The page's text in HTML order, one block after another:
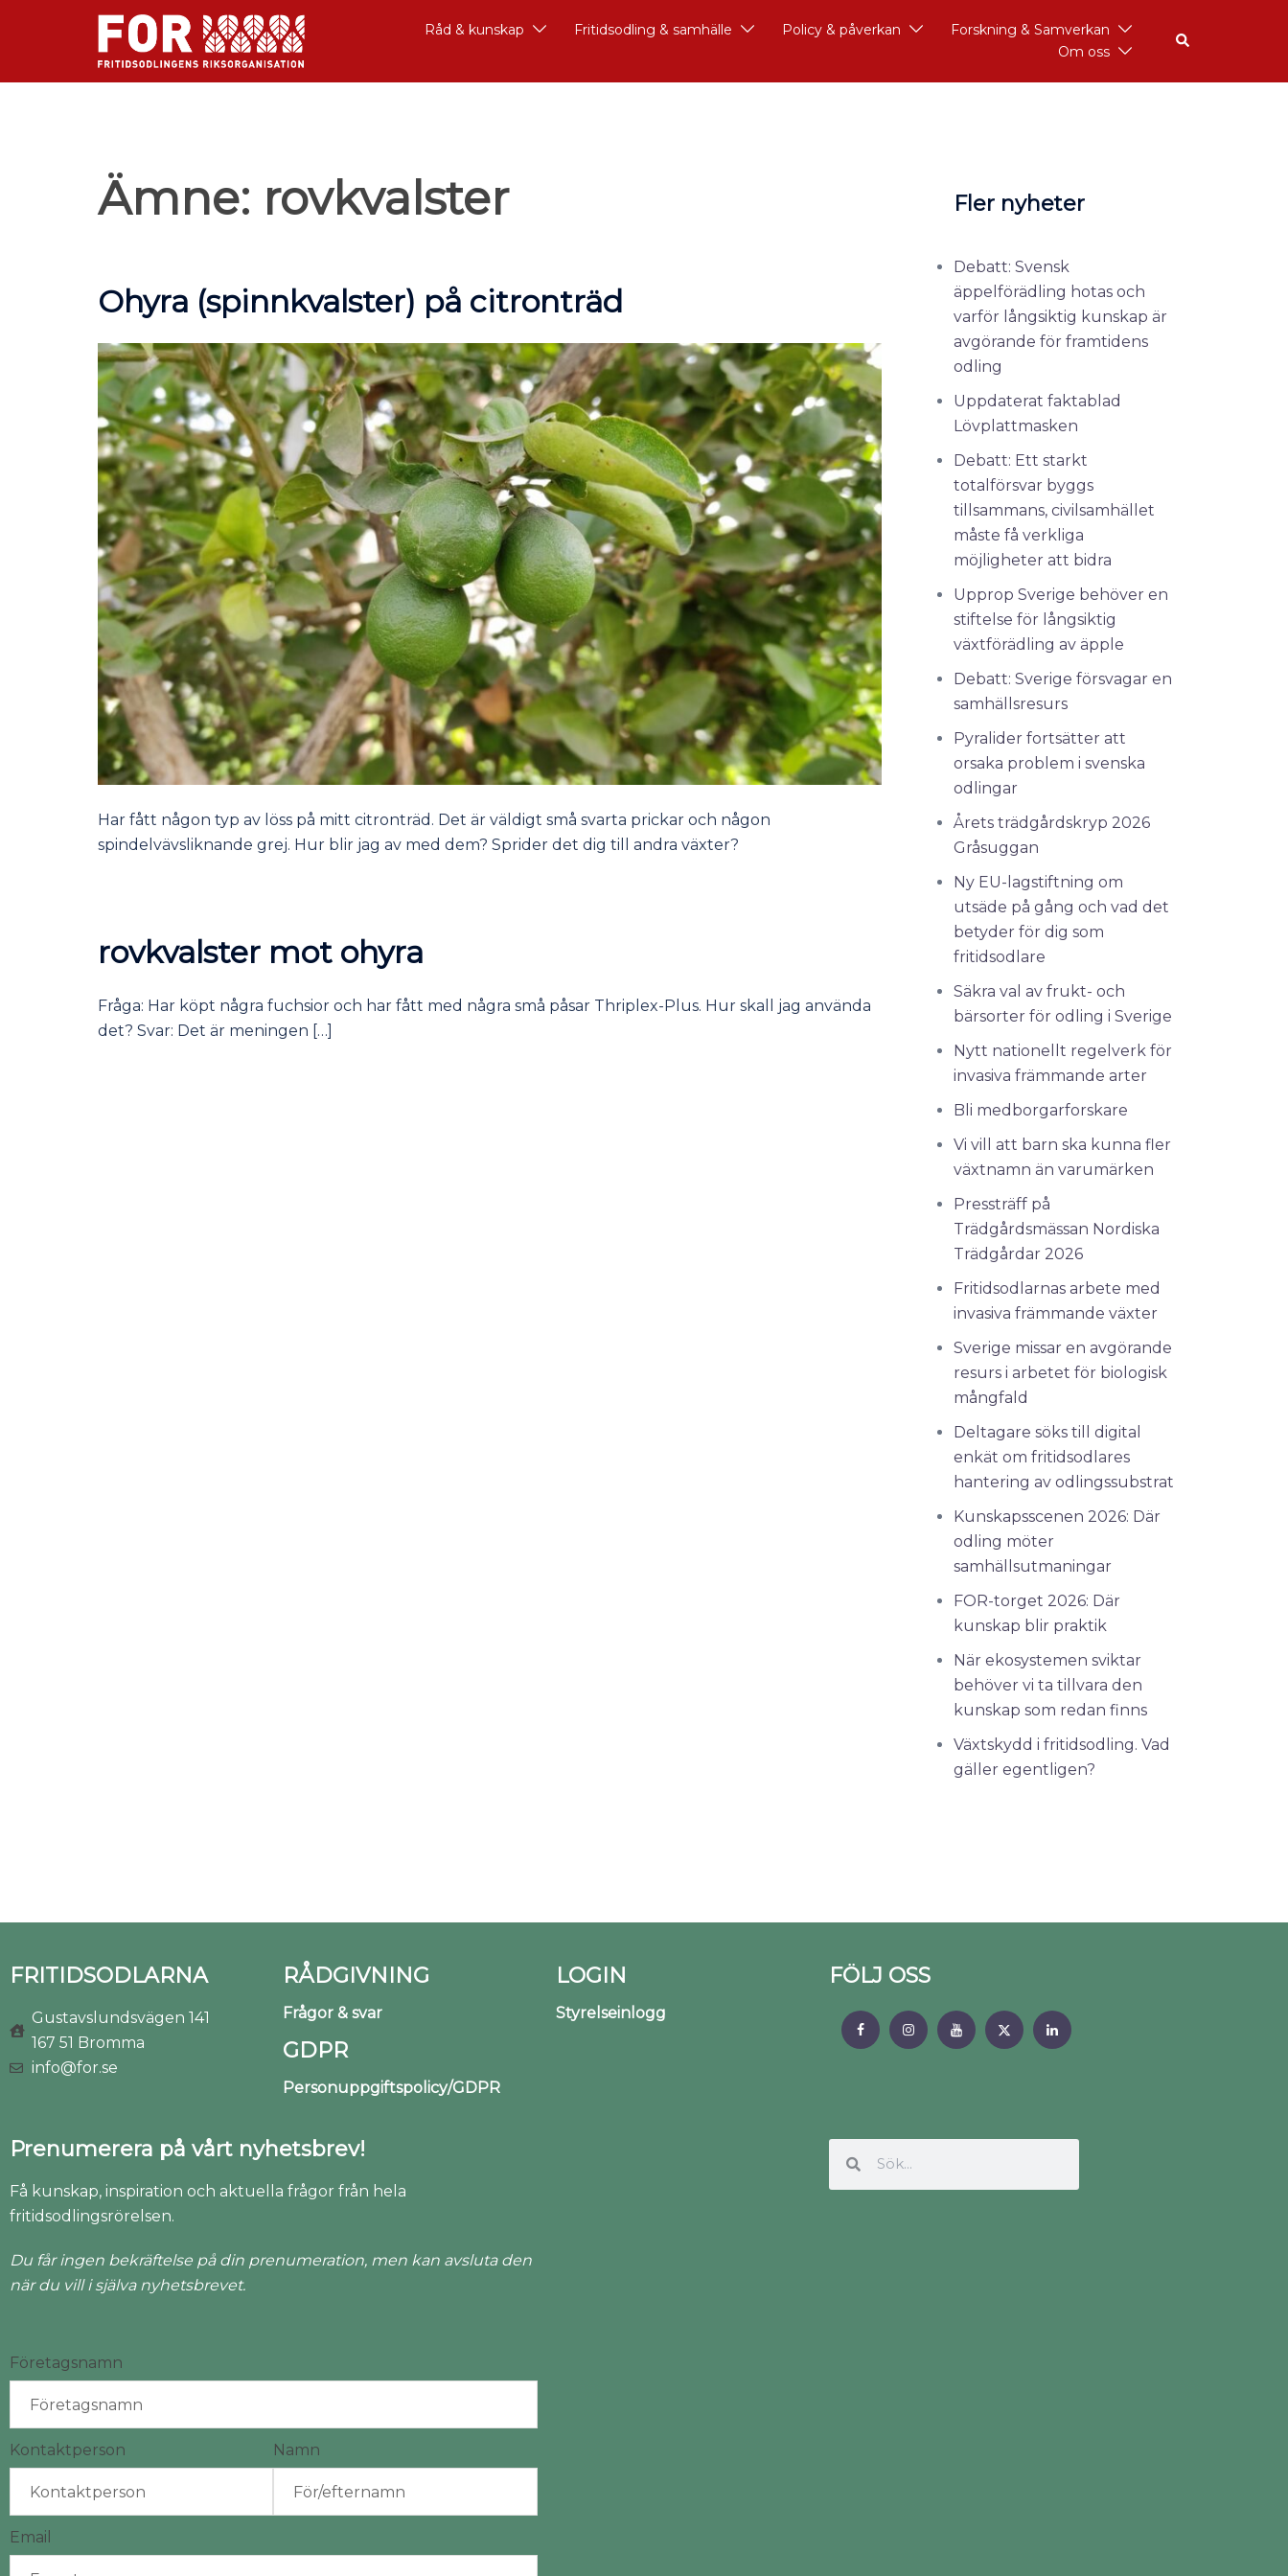
Råd & kunskap Fritidsodling & samhälle Policy & påverkan
Forskning & Samverkan
Om oss
Ämne: rovkvalster
Ohyra (spinnkvalster) på citronträd
Har fått någon typ av löss på mitt citronträd. Det är väldigt små svarta prickar och någon
spindelvävsliknande grej. Hur blir jag av med dem? Sprider det dig till andra växter?
rovkvalster mot ohyra
Fråga: Har köpt några fuchsior och har fått med några små påsar Thriplex-Plus. Hur skall jag använda
det? Svar: Det är meningen […]
Fler nyheter
Debatt: Svensk
äppelförädling hotas och
varför långsiktig kunskap är
avgörande för framtidens
odling
Uppdaterat faktablad
Lövplattmasken
Debatt: Ett starkt
totalförsvar byggs
tillsammans, civilsamhället
måste få verkliga
möjligheter att bidra
Upprop Sverige behöver en
stiftelse för långsiktig
växtförädling av äpple
Debatt: Sverige försvagar en
samhällsresurs
Pyralider fortsätter att
orsaka problem i svenska
odlingar
Årets trädgårdskryp 2026
Gråsuggan
Ny EU-lagstiftning om
utsäde på gång och vad det
betyder för dig som
fritidsodlare
Säkra val av frukt- och
bärsorter för odling i Sverige
Nytt nationellt regelverk för
invasiva främmande arter
Bli medborgarforskare
Vi vill att barn ska kunna fler
växtnamn än varumärken
Pressträff på
Trädgårdsmässan Nordiska
Trädgårdar 2026
Fritidsodlarnas arbete med
invasiva främmande växter
Sverige missar en avgörande
resurs i arbetet för biologisk
mångfald
Deltagare söks till digital
enkät om fritidsodlares
hantering av odlingssubstrat
Kunskapsscenen 2026: Där
odling möter
samhällsutmaningar
FOR-torget 2026: Där
kunskap blir praktik
När ekosystemen sviktar
behöver vi ta tillvara den
kunskap som redan finns
Växtskydd i fritidsodling. Vad
gäller egentligen?
FRITIDSODLARNA
Gustavslundsvägen 141
167 51 Bromma
info@for.se
RÅDGIVNING
Frågor & svar
GDPR
Personuppgiftspolicy/GDPR
LOGIN
Styrelseinlogg
FÖLJ OSS
Prenumerera på vårt nyhetsbrev!
Få kunskap, inspiration och aktuella frågor från hela
fritidsodlingsrörelsen.
Du får ingen bekräftelse på din prenumeration, men kan avsluta den
när du vill i själva nyhetsbrevet.
Företagsnamn
Kontaktperson Namn
Email